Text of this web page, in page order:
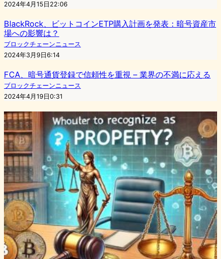
2024年4月15日22:06
BlackRock、ビットコインETP購入計画を発表：暗号資産市
場への影響は？
ブロックチェーンニュース
2024年3月9日6:14
FCA、暗号通貨登録で信頼性を重視 – 業界の不満に応える
ブロックチェーンニュース
2024年4月19日0:31